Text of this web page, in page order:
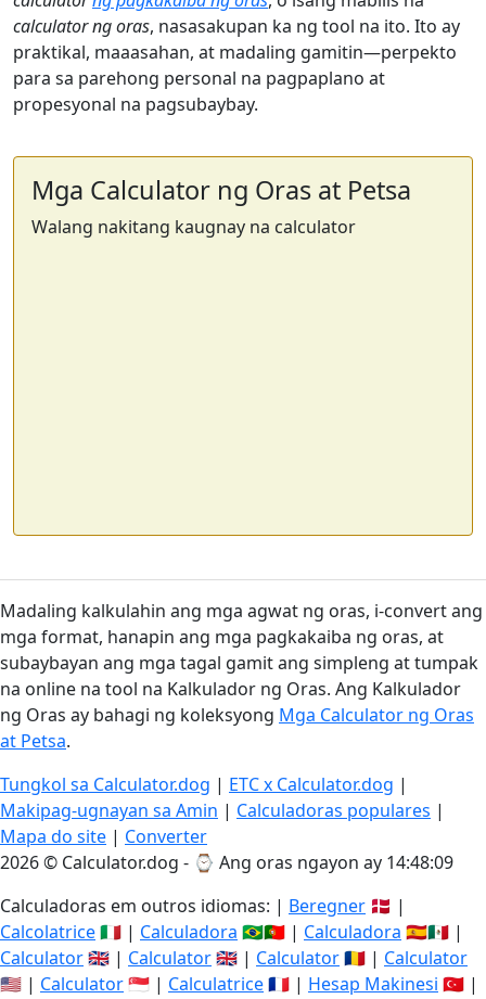
calculator ng oras, nasasakupan ka ng tool na ito. Ito ay
praktikal, maaasahan, at madaling gamitin—perpekto
para sa parehong personal na pagpaplano at
propesyonal na pagsubaybay.
Mga Calculator ng Oras at Petsa
Walang nakitang kaugnay na calculator
Madaling kalkulahin ang mga agwat ng oras, i-convert ang
mga format, hanapin ang mga pagkakaiba ng oras, at
subaybayan ang mga tagal gamit ang simpleng at tumpak
na online na tool na Kalkulador ng Oras. Ang Kalkulador
ng Oras ay bahagi ng koleksyong Mga Calculator ng Oras
at Petsa.
Tungkol sa Calculator.dog | ETC x Calculator.dog |
Makipag-ugnayan sa Amin | Calculadoras populares |
Mapa do site | Converter
2026 © Calculator.dog - ⌚ Ang oras ngayon ay 14:48:10
Calculadoras em outros idiomas: | Beregner 🇩🇰 |
Calcolatrice🇮🇹 | Calculadora 🇧🇷🇵🇹 | Calculadora 🇪🇸🇲🇽 |
Calculator🇬🇧 | Calculator🇬🇧 | Calculator🇷🇴 | Calculator
🇺🇸 | Calculator🇸🇬 | Calculatrice🇫🇷 | Hesap Makinesi 🇹🇷 |